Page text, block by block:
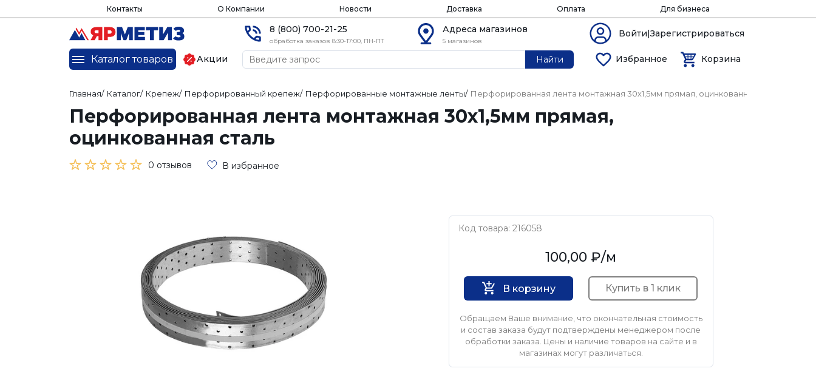
Контакты О Компании Новости Доставка Оплата Для бизнеса
8 (800) 700-21-25
обработка заказов 8:30-17:00, ПН-ПТ
Адреса магазинов
5 магазинов
Войти|Зарегистрироваться
Каталог товаров Акции Найти Избранное Корзина
Главная/ Каталог/ Крепеж/ Перфорированный крепеж/ Перфорированные монтажные ленты/ Перфорированная лента монтажная 30х1,5мм прямая, оцинкованная сталь
Перфорированная лента монтажная 30х1,5мм прямая,
оцинкованная сталь
0 отзывов В избранное
Код товара: 216058
100,00 ₽/м
В корзину Купить в 1 клик
Обращаем Ваше внимание, что окончательная стоимость
и состав заказа будут подтверждены менеджером после
обработки заказа. Цены и наличие товаров на сайте и в
магазинах могут различаться.